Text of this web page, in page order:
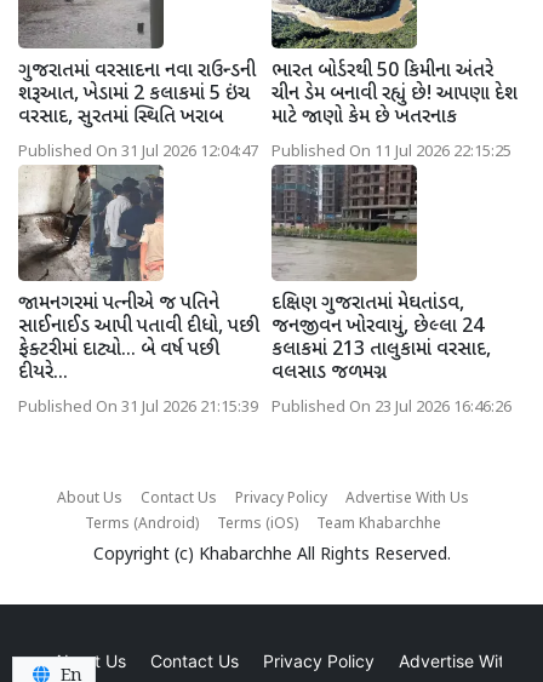
ગુજરાતમાં વરસાદના નવા રાઉન્ડની
શરૂઆત, ખેડામાં 2 કલાકમાં 5 ઇંચ
વરસાદ, સુરતમાં સ્થિતિ ખરાબ
Published On 31 Jul 2026 12:04:47
ભારત બોર્ડરથી 50 કિમીના અંતરે
ચીન ડેમ બનાવી રહ્યું છે! આપણા દેશ
માટે જાણો કેમ છે ખતરનાક
Published On 11 Jul 2026 22:15:25
જામનગરમાં પત્નીએ જ પતિને
સાઈનાઈડ આપી પતાવી દીધો, પછી
ફેક્ટરીમાં દાટ્યો... બે વર્ષ પછી
દીયરે...
Published On 31 Jul 2026 21:15:39
દક્ષિણ ગુજરાતમાં મેઘતાંડવ,
જનજીવન ખોરવાયું, છેલ્લા 24
કલાકમાં 213 તાલુકામાં વરસાદ,
વલસાડ જળમગ્ન
Published On 23 Jul 2026 16:46:26
About Us Contact Us Privacy Policy
Advertise With Us
Terms (Android)
Terms (iOS) Team Khabarchhe
Copyright (c) Khabarchhe All Rights Reserved.
About Us Contact Us Privacy Policy Advertise With Us
En